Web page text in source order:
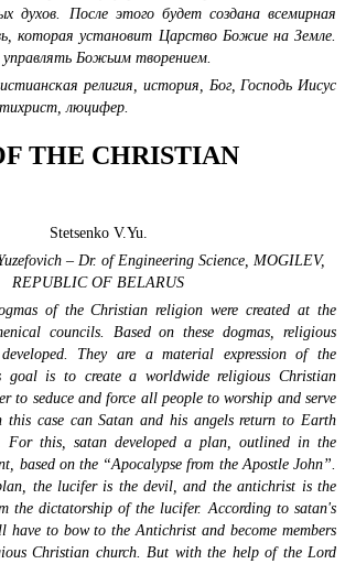
духов. После этого будет создана всемирная
которая установит Царство Божие на Земле.
Божьим творением.
религия, история, Бог, Господь Иисус
люцифер.
THE CHRISTIAN
Stetsenko V.Yu.
– Dr. of Engineering Science, MOGILEV,
REPUBLIC OF BELARUS
of the Christian religion were created at the
councils. Based on these dogmas, religious
They are a material expression of the
goal is to create a worldwide religious Christian
to seduce and force all people to worship and serve
case can Satan and his angels return to Earth
For this, satan developed a plan, outlined in the
based on the “Apocalypse from the Apostle John”.
the lucifer is the devil, and the antichrist is the
the dictatorship of the lucifer. According to satan's
have to bow to the Antichrist and become members
Christian church. But with the help of the Lord